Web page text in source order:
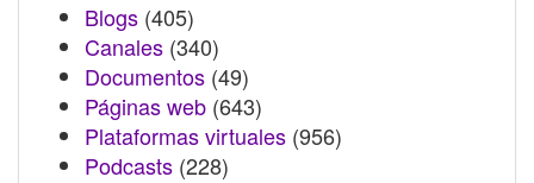
Blogs (405)
Canales (340)
Documentos (49)
Páginas web (643)
Plataformas virtuales (956)
Podcasts (228)